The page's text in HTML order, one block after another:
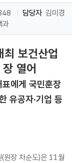
담당자 김미경
과
보건산업
열어
에게 국민훈장
유공자·기업 등
원장 차순도)은 11월